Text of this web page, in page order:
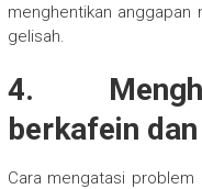
menghentikan
gelisah.
4.
berkafein
Cara mengatasi problem